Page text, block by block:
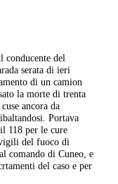
del
serata di ieri
di un camion
la morte di trenta
ancora da
Portava
118 per le cure
del fuoco di
comando di Cuneo, e
del caso e per